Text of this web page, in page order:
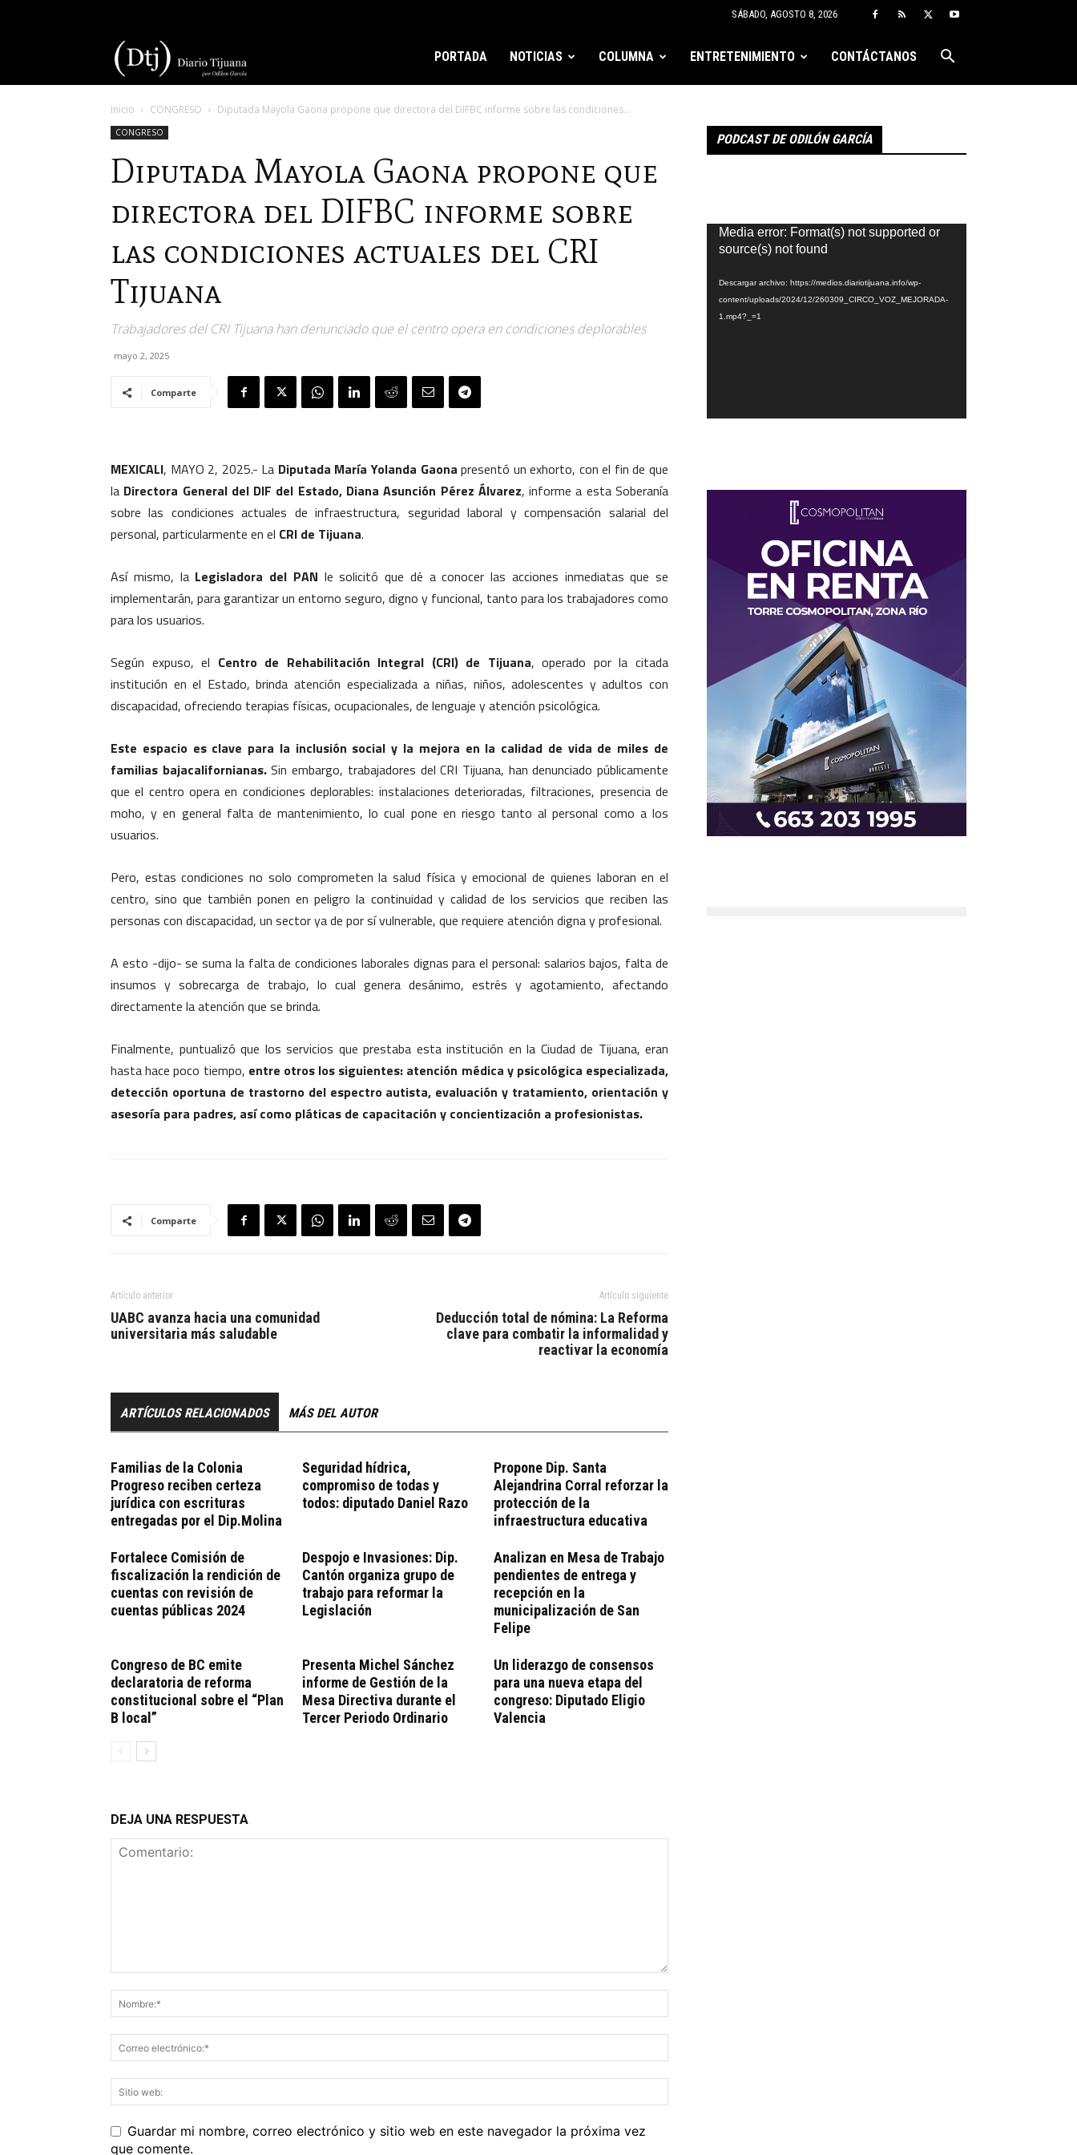
SÁBADO, AGOSTO 8, 2026
Tijuana
PORTADA NOTICIAS COLUMNA ENTRETENIMIENTO CONTÁCTANOS
Inicio CONGRESO Diputada Mayola Gaona propone que directora del DIFBC informe sobre las condiciones...
CONGRESO
Diputada Mayola Gaona propone que
directora del DIFBC informe sobre
las condiciones actuales del CRI
Tijuana
Trabajadores del CRI Tijuana han denunciado que el centro opera en condiciones deplorables
mayo 2, 2025
Comparte
MEXICALI, MAYO 2, 2025.- La Diputada María Yolanda Gaonapresentó un exhorto, con el fin de que
la Directora General del DIF del Estado, Diana Asunción Pérez Álvarez, informe a esta Soberanía
sobre las condiciones actuales de infraestructura, seguridad laboral y compensación salarial del
personal, particularmente en el CRI de Tijuana.
Así mismo, la Legisladora del PAN le solicitó que dé a conocer las acciones inmediatas que se
implementarán, para garantizar un entorno seguro, digno y funcional, tanto para los trabajadores como
para los usuarios.
Según expuso, el Centro de Rehabilitación Integral (CRI) de Tijuana, operado por la citada
institución en el Estado, brinda atención especializada a niñas, niños, adolescentes y adultos con
discapacidad, ofreciendo terapias físicas, ocupacionales, de lenguaje y atención psicológica.
Este espacio es clave para la inclusión social y la mejora en la calidad de vida de miles de
familias bajacalifornianas.Sin embargo, trabajadores del CRI Tijuana, han denunciado públicamente
que el centro opera en condiciones deplorables: instalaciones deterioradas, filtraciones, presencia de
moho, y en general falta de mantenimiento, lo cual pone en riesgo tanto al personal como a los
usuarios.
Pero, estas condiciones no solo comprometen la salud física y emocional de quienes laboran en el
centro, sino que también ponen en peligro la continuidad y calidad de los servicios que reciben las
personas con discapacidad, un sector ya de por sí vulnerable, que requiere atención digna y profesional.
A esto -dijo- se suma la falta de condiciones laborales dignas para el personal: salarios bajos, falta de
insumos y sobrecarga de trabajo, lo cual genera desánimo, estrés y agotamiento, afectando
directamente la atención que se brinda.
Finalmente, puntualizó que los servicios que prestaba esta institución en la Ciudad de Tijuana, eran
hasta hace poco tiempo, entre otros los siguientes: atención médica y psicológica especializada,
detección oportuna de trastorno del espectro autista, evaluación y tratamiento, orientación y
asesoría para padres, así como pláticas de capacitación y concientización a profesionistas.
Comparte
Artículo anterior
UABC avanza hacia una comunidad
universitaria más saludable
Artículo siguiente
Deducción total de nómina: La Reforma
clave para combatir la informalidad y
reactivar la economía
ARTÍCULOS RELACIONADOS MÁS DEL AUTOR
Familias de la Colonia
Progreso reciben certeza
jurídica con escrituras
entregadas por el Dip.Molina
Seguridad hídrica,
compromiso de todas y
todos: diputado Daniel Razo
Propone Dip. Santa
Alejandrina Corral reforzar la
protección de la
infraestructura educativa
Fortalece Comisión de
fiscalización la rendición de
cuentas con revisión de
cuentas públicas 2024
Despojo e Invasiones: Dip.
Cantón organiza grupo de
trabajo para reformar la
Legislación
Analizan en Mesa de Trabajo
pendientes de entrega y
recepción en la
municipalización de San
Felipe
Congreso de BC emite
declaratoria de reforma
constitucional sobre el “Plan
B local”
Presenta Michel Sánchez
informe de Gestión de la
Mesa Directiva durante el
Tercer Periodo Ordinario
Un liderazgo de consensos
para una nueva etapa del
congreso: Diputado Eligio
Valencia
DEJA UNA RESPUESTA
Guardar mi nombre, correo electrónico y sitio web en este navegador la próxima vez
que comente.
PODCAST DE ODILÓN GARCÍA
Reproductor
de
Media error: Format(s) not supported or
source(s) not found
Descargar archivo: https://medios.diariotijuana.info/wp-
content/uploads/2024/12/260309_CIRCO_VOZ_MEJORADA-
1.mp4?_=1